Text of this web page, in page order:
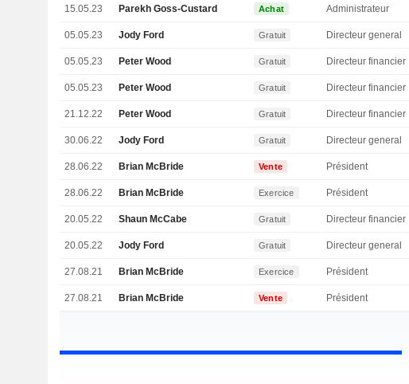
15.05.23 Parekh Goss-Custard Achat Administrateur
05.05.23 Jody Ford Gratuit Directeur general
05.05.23 Peter Wood Gratuit Directeur financier
05.05.23 Peter Wood Gratuit Directeur financier
21.12.22 Peter Wood Gratuit Directeur financier
30.06.22 Jody Ford Gratuit Directeur general
28.06.22 Brian McBride Vente Président
28.06.22 Brian McBride Exercice Président
20.05.22 Shaun McCabe Gratuit Directeur financier
20.05.22 Jody Ford Gratuit Directeur general
27.08.21 Brian McBride Exercice Président
27.08.21 Brian McBride Vente Président